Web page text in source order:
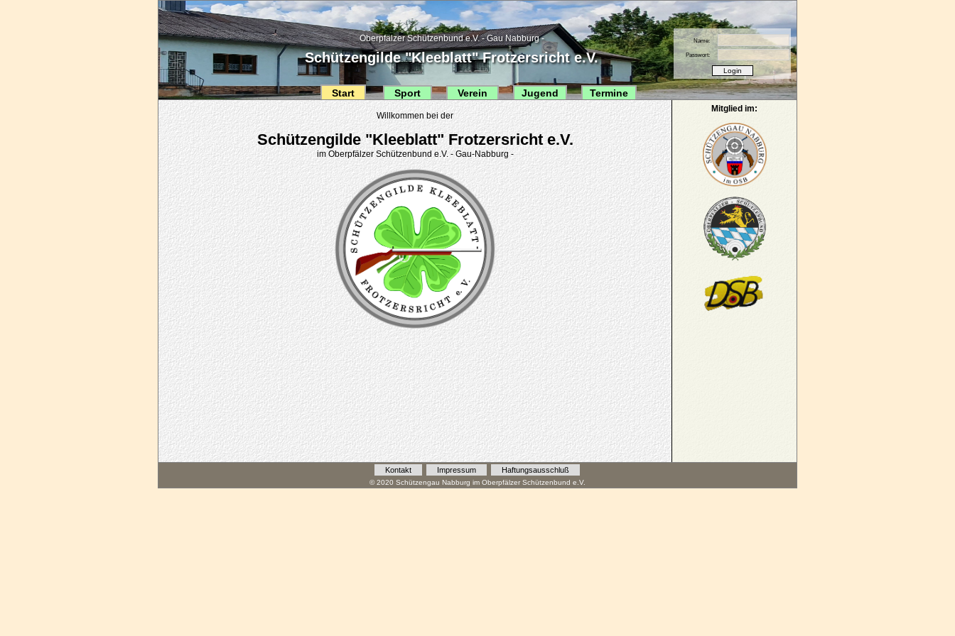
Oberpfälzer Schützenbund e.V. - Gau Nabburg -
Schützengilde "Kleeblatt" Frotzersricht e.V.
Name:
Passwort:
Start Sport Verein Jugend Termine
Willkommen bei der
Schützengilde "Kleeblatt" Frotzersricht e.V.
im Oberpfälzer Schützenbund e.V. - Gau-Nabburg -
Mitglied im:
Kontakt Impressum Haftungsausschluß
© 2020 Schützengau Nabburg im Oberpfälzer Schützenbund e.V.